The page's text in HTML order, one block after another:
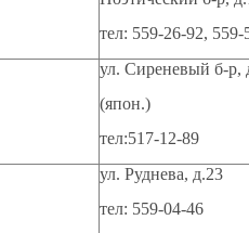
тел: 559-26-92, 559-
ул. Сиреневый б-р,
(япон.)
тел:517-12-89
ул. Руднева, д.23
тел: 559-04-46